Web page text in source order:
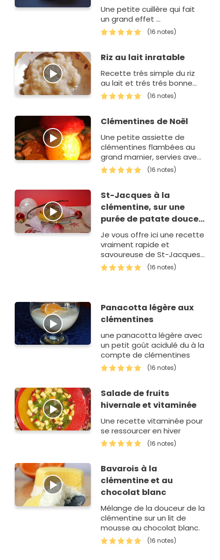
Une petite cuillère qui fait
un grand effet ...
(16 notes)
Riz au lait inratable
Recette trés simple du riz
au lait et trés trés bonne...
(16 notes)
Clémentines de Noël
Une petite assiette de
clémentines flambées au
grand marnier, servies avec
un sorbet à la framboise et
des éclats de nougatine ...
(16 notes)
St-Jacques à la
clémentine, sur une
purée de patate douce
vanillée, émietté de
crumble au pain d'épice
Je vous offre ici une recette
vraiment rapide et
savoureuse de St-Jacques
avec une association de
saveurs qui change, et qui
(16 notes)
Panacotta légère aux
clémentines
une panacotta légère avec
un petit goût acidulé du à la
compte de clémentines
(16 notes)
Salade de fruits
hivernale et vitaminée
Une recette vitaminée pour
se ressourcer en hiver
(16 notes)
Bavarois à la
clémentine et au
chocolat blanc
Mélange de la douceur de la
clémentine sur un lit de
mousse au chocolat blanc.
(16 notes)